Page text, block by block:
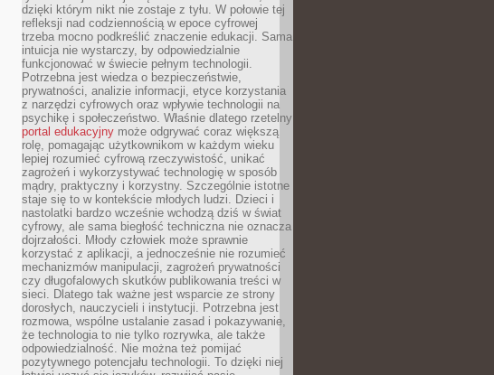
dzięki którym nikt nie zostaje z tyłu. W połowie tej
refleksji nad codziennością w epoce cyfrowej
trzeba mocno podkreślić znaczenie edukacji. Sama
intuicja nie wystarczy, by odpowiedzialnie
funkcjonować w świecie pełnym technologii.
Potrzebna jest wiedza o bezpieczeństwie,
prywatności, analizie informacji, etyce korzystania
z narzędzi cyfrowych oraz wpływie technologii na
psychikę i społeczeństwo. Właśnie dlatego rzetelny
portal edukacyjny może odgrywać coraz większą
rolę, pomagając użytkownikom w każdym wieku
lepiej rozumieć cyfrową rzeczywistość, unikać
zagrożeń i wykorzystywać technologię w sposób
mądry, praktyczny i korzystny. Szczególnie istotne
staje się to w kontekście młodych ludzi. Dzieci i
nastolatki bardzo wcześnie wchodzą dziś w świat
cyfrowy, ale sama biegłość techniczna nie oznacza
dojrzałości. Młody człowiek może sprawnie
korzystać z aplikacji, a jednocześnie nie rozumieć
mechanizmów manipulacji, zagrożeń prywatności
czy długofalowych skutków publikowania treści w
sieci. Dlatego tak ważne jest wsparcie ze strony
dorosłych, nauczycieli i instytucji. Potrzebna jest
rozmowa, wspólne ustalanie zasad i pokazywanie,
że technologia to nie tylko rozrywka, ale także
odpowiedzialność. Nie można też pomijać
pozytywnego potencjału technologii. To dzięki niej